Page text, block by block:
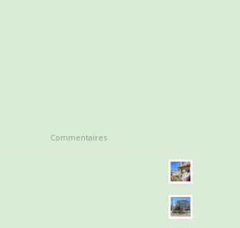
Commentaires